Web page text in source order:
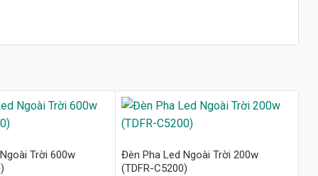
Trời 600w
Đèn Pha Led Ngoài Trời 200w
(TDFR-C5200)